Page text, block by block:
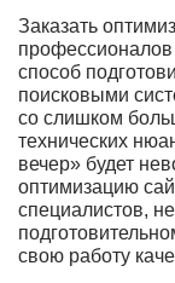
Заказать
способ
поисковыми
со слишком
технических
вечер» будет
оптимизацию
специалистов,
свою работу